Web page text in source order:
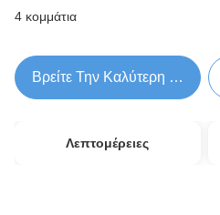
4 κομμάτια
Βρείτε Την Καλύτερη Τιμή
Λεπτομέρειες